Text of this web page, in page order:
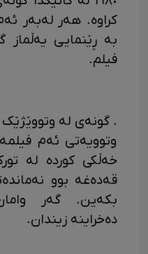
کراوە. هەر لەبەر
بە ڕێنمایی یە­ڵماز
فیلم.
. گونەی لە
وتوویەتی ئەم
خەڵکی کوردە لە
قەدەغە بوو
بکەین. گەر
دەخراینە زیندان.